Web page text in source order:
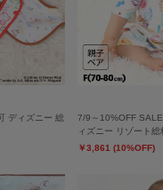
ディズニー 総
7/9～10%OFF
ィズニー リゾート
￥3,861 (10%OFF)